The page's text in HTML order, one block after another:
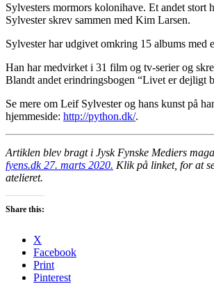
Sylvesters mormors kolonihave. Et andet stort
Sylvester skrev sammen med Kim Larsen.
Sylvester har udgivet omkring 15 albums med
Han har medvirket i 31 film og tv-serier og
Blandt andet erindringsbogen “Livet er dejligt
Se mere om Leif Sylvester og hans kunst på
hjemmeside: http://python.dk/.
Artiklen blev bragt i Jysk Fynske Mediers
fyens.dk 27. marts 2020. Klik på linket, for at
atelieret.
Share this:
X
Facebook
Print
Pinterest